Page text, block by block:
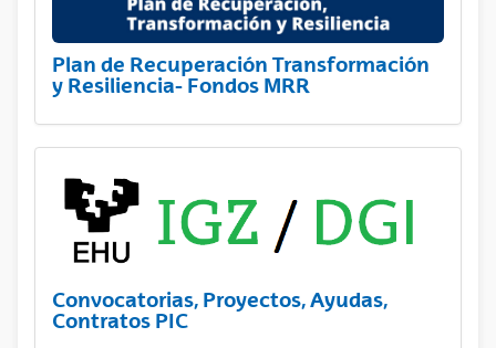
Plan de Recuperación Transformación
y Resiliencia- Fondos MRR
Convocatorias, Proyectos, Ayudas,
Contratos PIC